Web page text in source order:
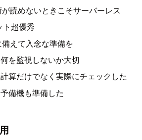
読めないときこそサーバーレス
ト超優秀
えて入念な準備を
を監視しないか大切
算だけでなく実際にチェックした
備機も準備した